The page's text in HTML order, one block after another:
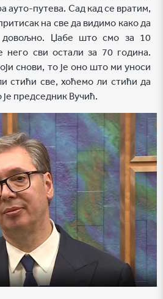
ауто-путева. Сад кад се вратим,
на све да видимо како да
довољно. Џабе што смо за 10
него сви остали за 70 година.
снови, то је оно што ми уноси
стићи све, хоћемо ли стићи да
председник Вучић.